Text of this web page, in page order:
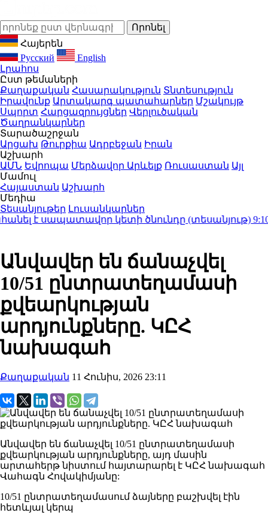
Հայերեն
Русский
English
Լրահոս
Ըստ թեմաների
Քաղաքական Հասարակություն Տնտեսություն
Իրավունք Արտակարգ պատահարներ Մշակույթ
Սպորտ Հարցազրույցներ Վերլուծական
Ծաղրանկարներ
Տարածաշրջան
Արցախ Թուրքիա Ադրբեջան Իրան
Աշխարհ
ԱՄՆ Եվրոպա Մերձավոր Արևելք Ռուսաստան Այլ
Մամուլ
Հայաստան Աշխարհ
Մեդիա
Տեսանյութեր Լուսանկարներ
է սապատավոր կետի ծնունդը (տեսանյութ)9:10
Անվավեր են ճանաչվել
10/51 ընտրատեղամասի
քվեարկության
արդյունքները. ԿԸՀ
նախագահ
Քաղաքական 11 Հունիս, 2026 23:11
Անվավեր են ճանաչվել 10/51 ընտրատեղամասի
քվեարկության արդյունքները, այդ մասին
արտահերթ նիստում հայտարարել է ԿԸՀ նախագահ
Վահագն Հովակիմյանը:
10/51 ընտրատեղամասում ձայները բաշխվել էին
հետևյալ կերպ